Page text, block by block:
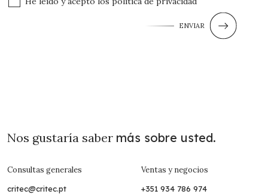
ENVIAR
Nos gustaría saber más sobre usted.
Consultas generales
critec@critec.pt
Ventas y negocios
+351 934 786 974